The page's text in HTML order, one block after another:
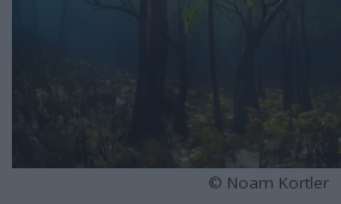
© Noam Kortler